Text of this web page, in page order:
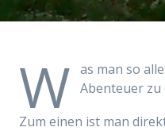
W as man so
Abenteuer zu
Zum einen ist man